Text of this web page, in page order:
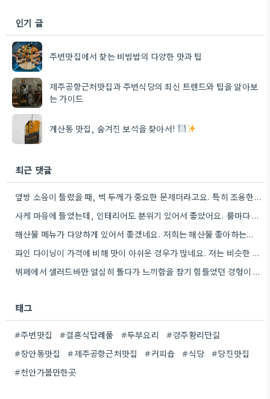
인기 글
주변맛집에서 찾는 비빔밥의 다양한 맛과 팁
제주공항근처맛집과 주변식당의 최신 트렌드와 팁을 알아보
는 가이드
계산동 맛집, 숨겨진 보석을 찾아서!
최근 댓글
옆방 소음이 들렸을 때, 벽 두께가 중요한 문제더라고요. 특히 조용한 대화가 힘들었을 때 와닿는 부분이었어요.
사케 마음에 들었는데, 인테리어도 분위기 있어서 좋았어요. 룸마다 다른 분위기라 선택의 폭이 넓다는 점이 특히…
해산물 메뉴가 다양하게 있어서 좋겠네요. 저희는 해산물 좋아하는데요.
파인 다이닝이 가격에 비해 맛이 아쉬운 경우가 많네요. 저는 비슷한 경험 때문에 평소에 메뉴의 재료나…
뷔페에서 샐러드바만 열심히 돌다가 느끼함을 참기 힘들었던 경험이 있네요. 메뉴 구성도 중요하지만, 음료나 디저트 선택도…
태그
#주변맛집 #결혼식답례품 #두부요리
#경주황리단길
#장안동맛집
#제주공항근처맛집 #커피숍 #식당
#당진맛집
#천안가볼만한곳